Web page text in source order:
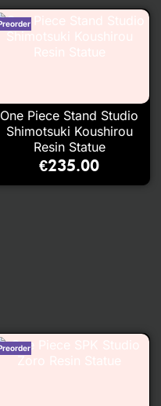
One Piece Stand Studio
Shimotsuki Koushirou
Resin Statue
€235.00